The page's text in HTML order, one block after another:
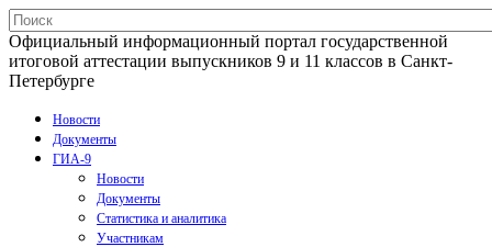
Официальный информационный портал государственной
итоговой аттестации выпускников 9 и 11 классов в Санкт-
Петербурге
Новости
Документы
ГИА-9
Новости
Документы
Статистика и аналитика
Участникам